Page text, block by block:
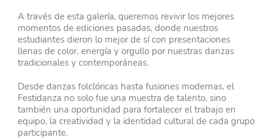
A través de esta galería, queremos revivir los mejores
momentos de ediciones pasadas, donde nuestros
estudiantes dieron lo mejor de sí con presentaciones
llenas de color, energía y orgullo por nuestras danzas
tradicionales y contemporáneas.
Desde danzas folclóricas hasta fusiones modernas, el
Festidanza no solo fue una muestra de talento, sino
también una oportunidad para fortalecer el trabajo en
equipo, la creatividad y la identidad cultural de cada grupo
participante.